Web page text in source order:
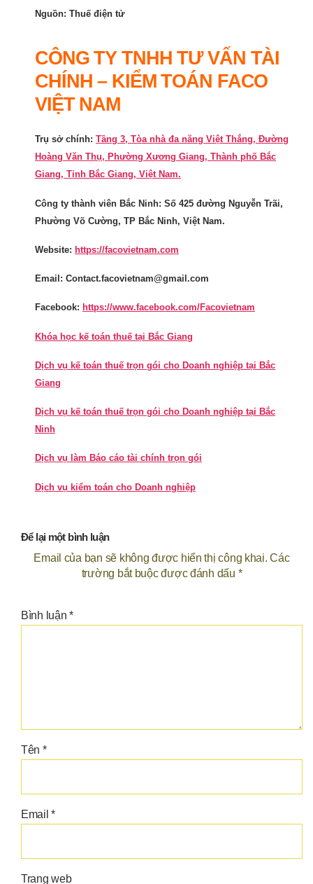
Nguồn: Thuế điện tử
CÔNG TY TNHH TƯ VẤN TÀI
CHÍNH – KIỂM TOÁN FACO
VIỆT NAM
Trụ sở chính: Tầng 3, Tòa nhà đa năng Việt Thắng, Đường
Hoàng Văn Thụ, Phường Xương Giang, Thành phố Bắc
Giang, Tỉnh Bắc Giang, Việt Nam.
Công ty thành viên Bắc Ninh: Số 425 đường Nguyễn Trãi,
Phường Võ Cường, TP Bắc Ninh, Việt Nam.
Website: https://facovietnam.com
Email: Contact.facovietnam@gmail.com
Facebook: https://www.facebook.com/Facovietnam
Khóa học kế toán thuế tại Bắc Giang
Dịch vụ kế toán thuế trọn gói cho Doanh nghiệp tại Bắc
Giang
Dịch vụ kế toán thuế trọn gói cho Doanh nghiệp tại Bắc
Ninh
Dịch vụ làm Báo cáo tài chính trọn gói
Dịch vụ kiểm toán cho Doanh nghiệp
Để lại một bình luận
Email của bạn sẽ không được hiển thị công khai. Các
trường bắt buộc được đánh dấu *
Bình luận*
Tên *
Email*
Trang web